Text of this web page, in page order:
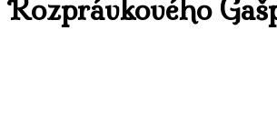
Rozprávkového